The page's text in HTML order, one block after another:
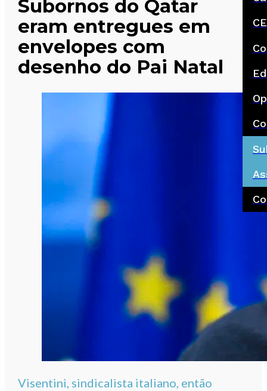
Subornos do Qatar
eram entregues em
envelopes com
desenho do Pai Natal
Visentini, sindicalista italiano, então